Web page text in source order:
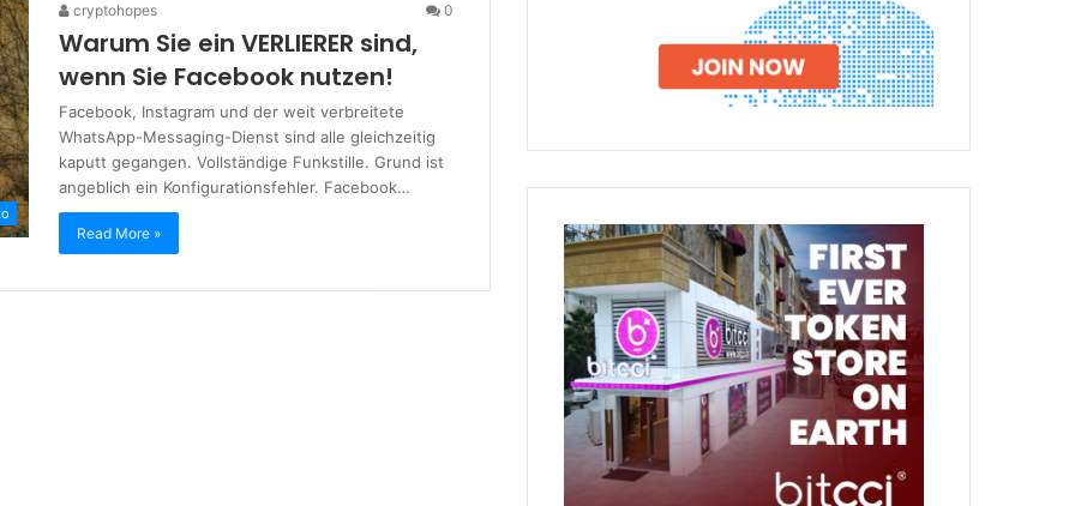
cryptohopes 0
Warum Sie ein VERLIERER sind,
wenn Sie Facebook nutzen!
Facebook, Instagram und der weit verbreitete
WhatsApp-Messaging-Dienst sind alle gleichzeitig
kaputt gegangen. Vollständige Funkstille. Grund ist
angeblich ein Konfigurationsfehler. Facebook…
Read More »